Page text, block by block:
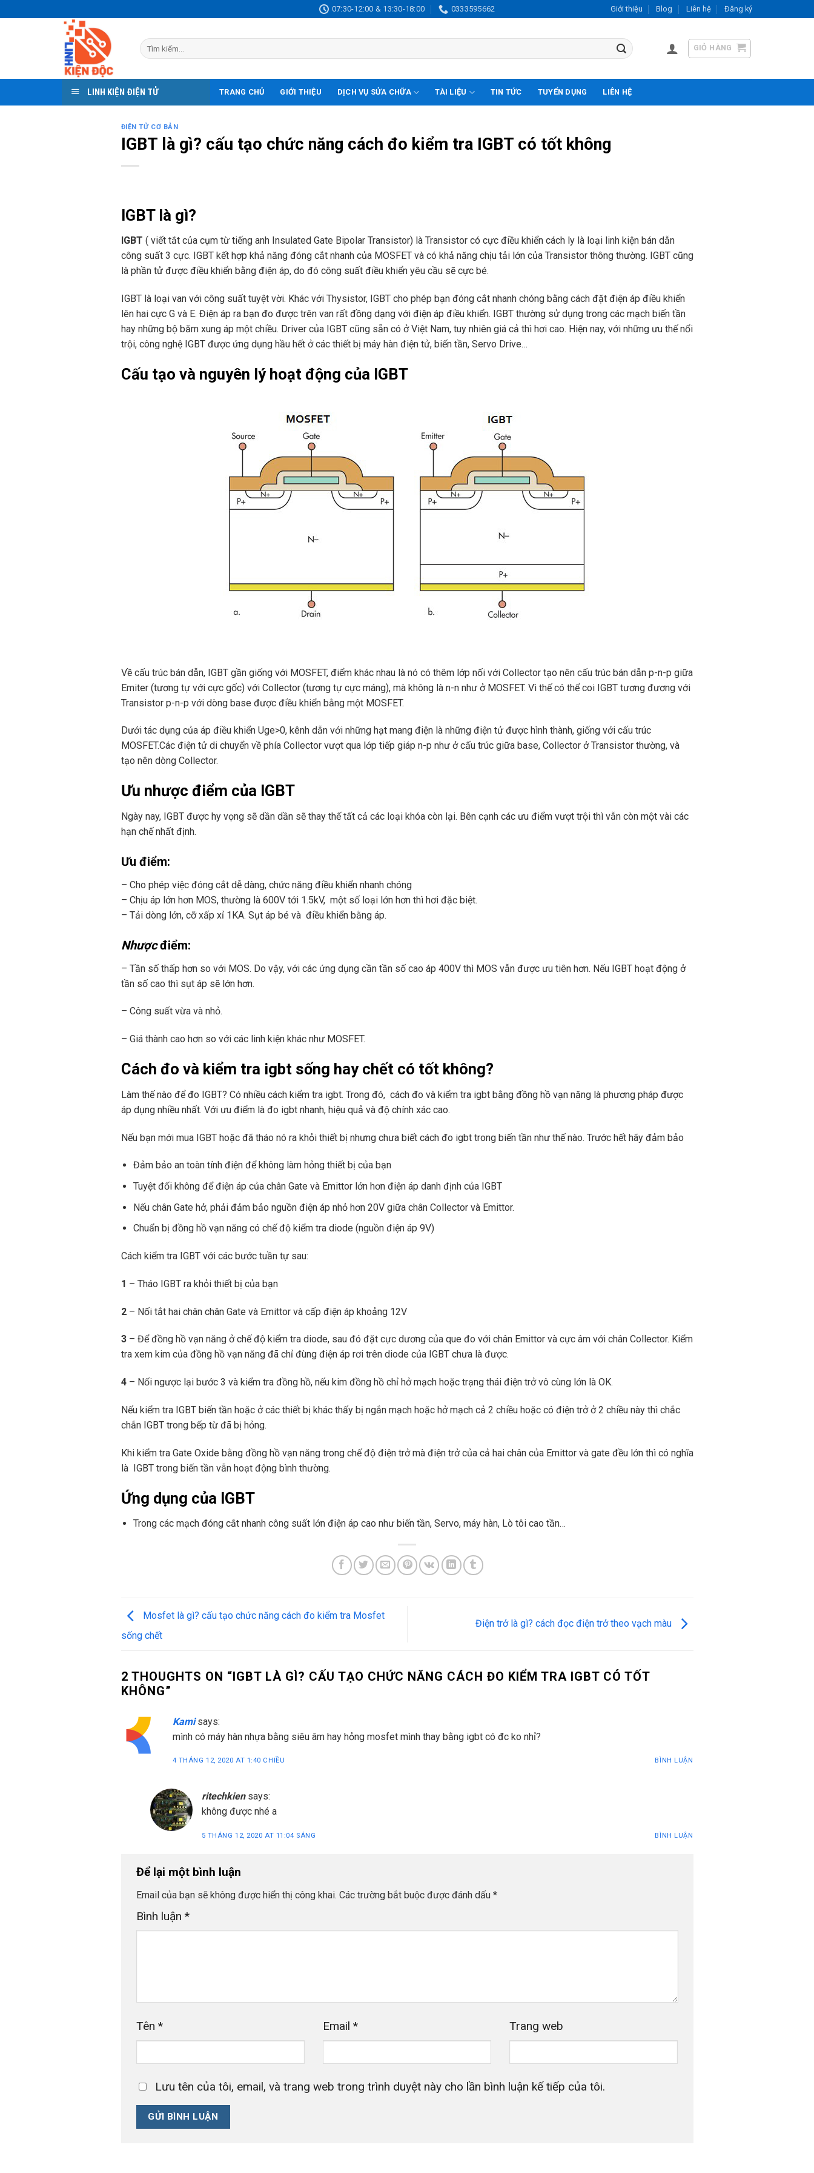
to
07:30-12:00 & 13:30-18:00 0333595662 Giới thiệu Blog Liên hệ Đăng ký
Tìm
kiếm:
GIỎ HÀNG
LINH KIỆN ĐIỆN TỬ TRANG CHỦ GIỚI THIỆU DỊCH VỤ SỬA CHỮA TÀI LIỆU TIN TỨC TUYỂN DỤNG LIÊN HỆ
ĐIỆN TỬ CƠ BẢN
IGBT là gì? cấu tạo chức năng cách đo kiểm tra IGBT có tốt không
IGBT là gì?
IGBT ( viết tắt của cụm từ tiếng anh Insulated Gate Bipolar Transistor) là Transistor có cực điều khiển cách ly là loại linh kiện bán dẫn
công suất 3 cực. IGBT kết hợp khả năng đóng cắt nhanh của MOSFET và có khả năng chịu tải lớn của Transistor thông thường. IGBT cũng
là phần tử được điều khiển bằng điện áp, do đó công suất điều khiển yêu cầu sẽ cực bé.
IGBT là loại van với công suất tuyệt vời. Khác với Thysistor, IGBT cho phép bạn đóng cắt nhanh chóng bằng cách đặt điện áp điều khiển
lên hai cực G và E. Điện áp ra bạn đo được trên van rất đồng dạng với điện áp điều khiển. IGBT thường sử dụng trong các mạch biến tần
hay những bộ băm xung áp một chiều. Driver của IGBT cũng sẵn có ở Việt Nam, tuy nhiên giá cả thì hơi cao. Hiện nay, với những ưu thế nổi
trội, công nghệ IGBT được ứng dụng hầu hết ở các thiết bị máy hàn điện tử, biến tần, Servo Drive…
Cấu tạo và nguyên lý hoạt động của IGBT
Về cấu trúc bán dẫn, IGBT gần giống với MOSFET, điểm khác nhau là nó có thêm lớp nối với Collector tạo nên cấu trúc bán dẫn p-n-p giữa
Emiter (tương tự với cực gốc) với Collector (tương tự cực máng), mà không là n-n như ở MOSFET. Vì thế có thể coi IGBT tương đương với
Transistor p-n-p với dòng base được điều khiển bằng một MOSFET.
Dưới tác dụng của áp điều khiển Uge>0, kênh dẫn với những hạt mang điện là những điện tử được hình thành, giống với cấu trúc
MOSFET.Các điện tử di chuyển về phía Collector vượt qua lớp tiếp giáp n-p như ở cấu trúc giữa base, Collector ở Transistor thường, và
tạo nên dòng Collector.
Ưu nhược điểm của IGBT
Ngày nay, IGBT được hy vọng sẽ dần dần sẽ thay thế tất cả các loại khóa còn lại. Bên cạnh các ưu điểm vượt trội thì vẫn còn một vài các
hạn chế nhất định.
Ưu điểm:
– Cho phép việc đóng cắt dễ dàng, chức năng điều khiển nhanh chóng
– Chịu áp lớn hơn MOS, thường là 600V tới 1.5kV, một số loại lớn hơn thì hơi đặc biệt.
– Tải dòng lớn, cỡ xấp xỉ 1KA. Sụt áp bé và điều khiển bằng áp.
Nhượcđiểm:
– Tần số thấp hơn so với MOS. Do vậy, với các ứng dụng cần tần số cao áp 400V thì MOS vẫn được ưu tiên hơn. Nếu IGBT hoạt động ở
tần số cao thì sụt áp sẽ lớn hơn.
– Công suất vừa và nhỏ.
– Giá thành cao hơn so với các linh kiện khác như MOSFET.
Cách đo và kiểm tra igbt sống hay chết có tốt không?
Làm thế nào để đo IGBT? Có nhiều cách kiểm tra igbt. Trong đó, cách đo và kiểm tra igbt bằng đồng hồ vạn năng là phương pháp được
áp dụng nhiều nhất. Với ưu điểm là đo igbt nhanh, hiệu quả và độ chính xác cao.
Nếu bạn mới mua IGBT hoặc đã tháo nó ra khỏi thiết bị nhưng chưa biết cách đo igbt trong biến tần như thế nào. Trước hết hãy đảm bảo
Đảm bảo an toàn tính điện để không làm hỏng thiết bị của bạn
Tuyệt đối không để điện áp của chân Gate và Emittor lớn hơn điện áp danh định của IGBT
Nếu chân Gate hở, phải đảm bảo nguồn điện áp nhỏ hơn 20V giữa chân Collector và Emittor.
Chuẩn bị đồng hồ vạn năng có chế độ kiểm tra diode (nguồn điện áp 9V)
Cách kiểm tra IGBT với các bước tuần tự sau:
1 – Tháo IGBT ra khỏi thiết bị của bạn
2– Nối tắt hai chân chân Gate và Emittor và cấp điện áp khoảng 12V
3– Để đồng hồ vạn năng ở chế độ kiểm tra diode, sau đó đặt cực dương của que đo với chân Emittor và cực âm với chân Collector. Kiểm
tra xem kim của đồng hồ vạn năng đã chỉ đùng điện áp rơi trên diode của IGBT chưa là được.
4– Nối ngược lại bước 3 và kiểm tra đồng hồ, nếu kim đồng hồ chỉ hở mạch hoặc trạng thái điện trở vô cùng lớn là OK.
Nếu kiểm tra IGBT biến tần hoặc ở các thiết bị khác thấy bị ngắn mạch hoặc hở mạch cả 2 chiều hoặc có điện trở ở 2 chiều này thì chắc
chắn IGBT trong bếp từ đã bị hỏng.
Khi kiểm tra Gate Oxide bằng đồng hồ vạn năng trong chế độ điện trở mà điện trở của cả hai chân của Emittor và gate đều lớn thì có nghĩa
là IGBT trong biến tần vẫn hoạt động bình thường.
Ứng dụng của IGBT
Trong các mạch đóng cắt nhanh công suất lớn điện áp cao như biến tần, Servo, máy hàn, Lò tôi cao tần…
Mosfet là gì? cấu tạo chức năng cách đo kiểm tra Mosfet
sống chết
Điện trở là gì? cách đọc điện trở theo vạch màu
2 THOUGHTS ON “IGBT LÀ GÌ? CẤU TẠO CHỨC NĂNG CÁCH ĐO KIỂM TRA IGBT CÓ TỐT
KHÔNG”
Kami says:
mình có máy hàn nhựa bằng siêu âm hay hỏng mosfet mình thay bằng igbt có đc ko nhỉ?
4 THÁNG 12, 2020 AT 1:40 CHIỀU BÌNH LUẬN
ritechkien says:
không được nhé a
5 THÁNG 12, 2020 AT 11:04 SÁNG BÌNH LUẬN
Để lại một bình luận
Email của bạn sẽ không được hiển thị công khai. Các trường bắt buộc được đánh dấu *
Bình luận *
Tên * Email * Trang web
Lưu tên của tôi, email, và trang web trong trình duyệt này cho lần bình luận kế tiếp của tôi.